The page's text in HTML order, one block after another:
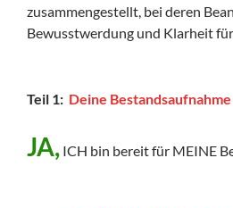
zusammengestellt, bei deren
Bewusstwerdung und Klarheit
Teil 1: Deine Bestandsaufnahme
JA, ICH bin bereit für MEINE